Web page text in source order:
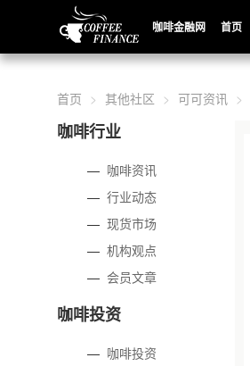
咖啡金融网 首页
首页 其他社区 可可资讯
咖啡行业
— 咖啡资讯
—行业动态
—现货市场
—机构观点
—会员文章
咖啡投资
— 咖啡投资